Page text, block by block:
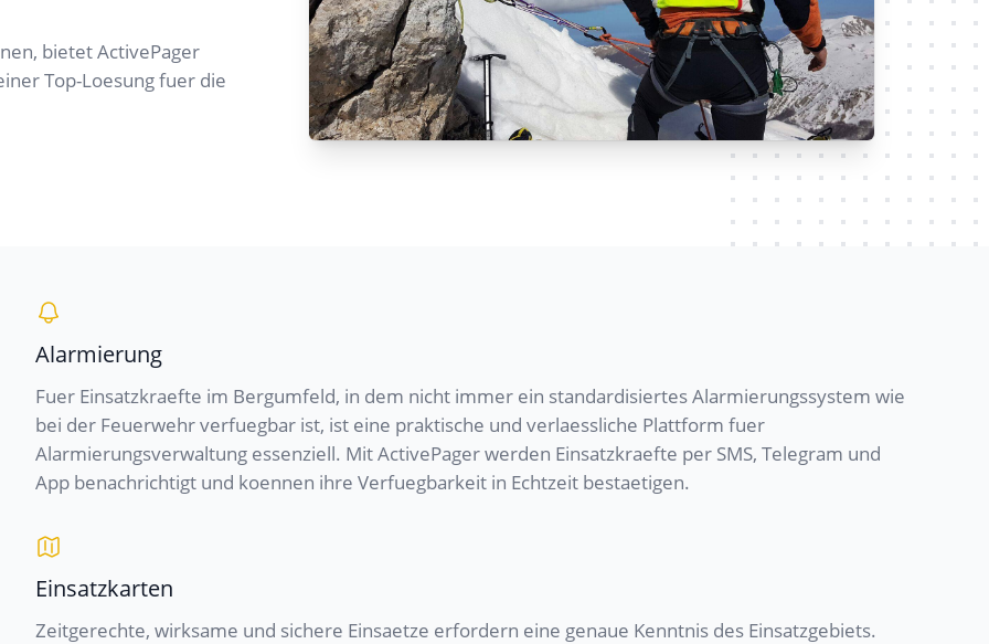
bietet ActivePager
Top-Loesung fuer die
Alarmierung
Fuer Einsatzkraefte im Bergumfeld, in dem nicht immer ein standardisiertes Alarmierungssystem wie
bei der Feuerwehr verfuegbar ist, ist eine praktische und verlaessliche Plattform fuer
Alarmierungsverwaltung essenziell. Mit ActivePager werden Einsatzkraefte per SMS, Telegram und
App benachrichtigt und koennen ihre Verfuegbarkeit in Echtzeit bestaetigen.
Einsatzkarten
Zeitgerechte, wirksame und sichere Einsaetze erfordern eine genaue Kenntnis des Einsatzgebiets.